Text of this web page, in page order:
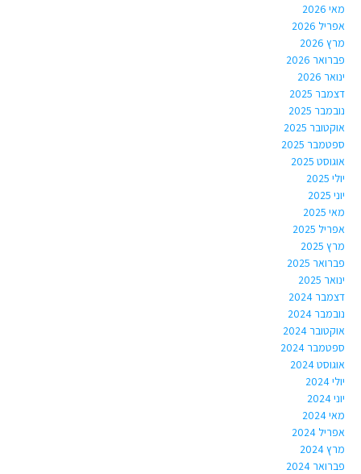
מאי 2026
אפריל 2026
מרץ 2026
פברואר 2026
ינואר 2026
דצמבר 2025
נובמבר 2025
אוקטובר 2025
ספטמבר 2025
אוגוסט 2025
יולי 2025
יוני 2025
מאי 2025
אפריל 2025
מרץ 2025
פברואר 2025
ינואר 2025
דצמבר 2024
נובמבר 2024
אוקטובר 2024
ספטמבר 2024
אוגוסט 2024
יולי 2024
יוני 2024
מאי 2024
אפריל 2024
מרץ 2024
פברואר 2024